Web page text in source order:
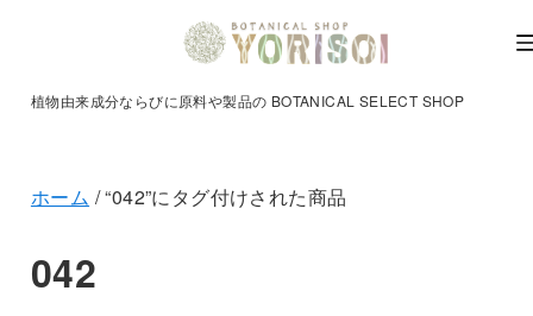
植物由来成分ならびに原料や製品の BOTANICAL SELECT SHOP
ホーム / “042”にタグ付けされた商品
042